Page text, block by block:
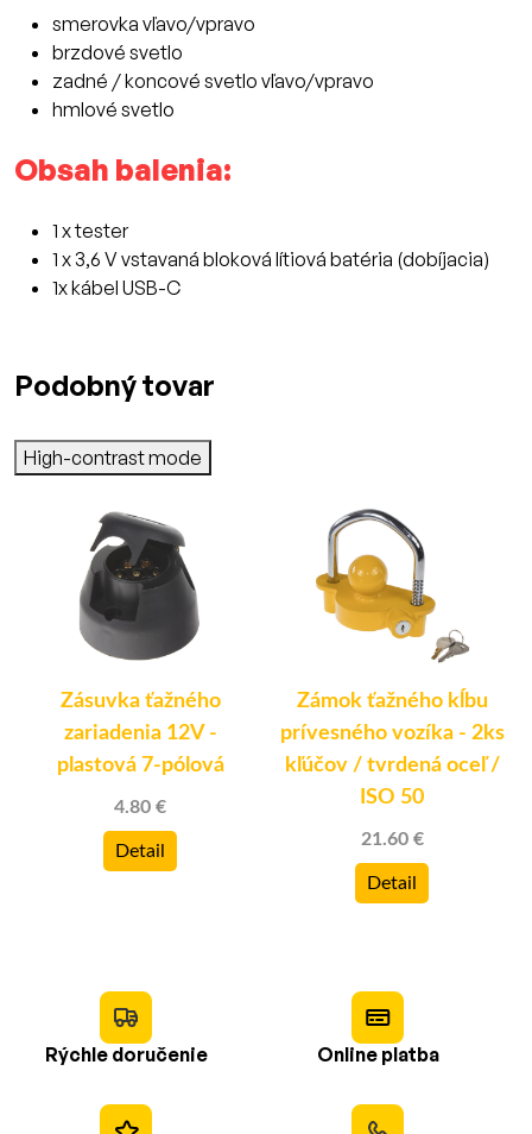
smerovka vľavo/vpravo
brzdové svetlo
zadné / koncové svetlo vľavo/vpravo
hmlové svetlo
Obsah balenia:
1 x tester
1 x 3,6 V vstavaná bloková lítiová batéria (dobíjacia)
1x kábel USB-C
Podobný tovar
High-contrast mode
Zásuvka ťažného
zariadenia 12V -
plastová 7-pólová
4.80 €
Detail
Zámok ťažného kĺbu
prívesného vozíka - 2ks
kľúčov / tvrdená oceľ /
ISO 50
21.60 €
Detail
Rýchle doručenie Online platba